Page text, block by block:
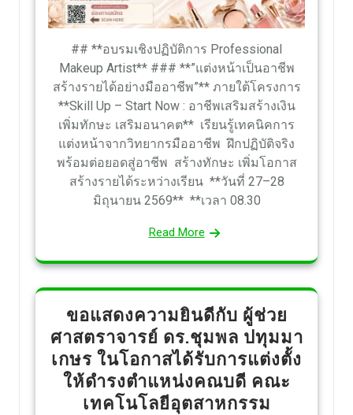
## **อบรมเชิงปฏิบัติการ Professional
Makeup Artist** ### **”แต่งหน้าเป็นอาชีพ
สร้างรายได้อย่างมืออาชีพ”** ภายใต้โครงการ
**Skill Up – Start Now : อาชีพเสริมสร้างเงิน
เพิ่มทักษะ เสริมอนาคต** เรียนรู้เทคนิคการ
แต่งหน้าจากวิทยากรมืออาชีพ ฝึกปฏิบัติจริง
พร้อมต่อยอดสู่อาชีพ สร้างทักษะ เพิ่มโอกาส
สร้างรายได้ระหว่างเรียน **วันที่ 27–28
มิถุนายน 2569** **เวลา 08.30
Read More
ขอแสดงความยินดีกับ ผู้ช่วย
ศาสตราจารย์ ดร.ชุมพล ปทุมมา
เกษร ในโอกาสได้รับการแต่งตั้ง
ให้ดำรงตำแหน่งคณบดี คณะ
เทคโนโลยีอุตสาหกรรม